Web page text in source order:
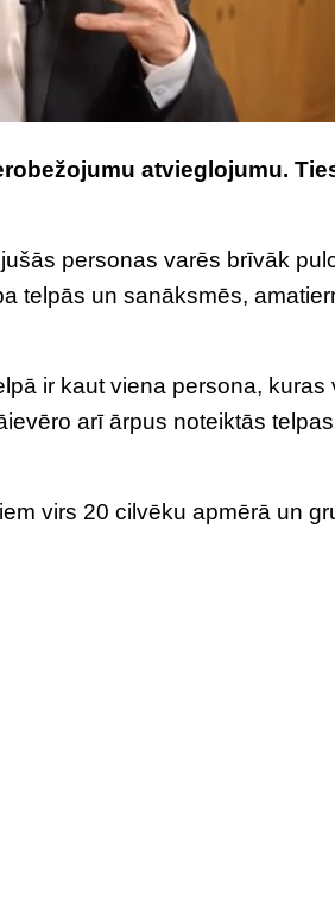
atvieglojumu.
personas varēs brīvāk
telpās un sanāksmēs,
ir kaut viena persona,
arī ārpus noteiktās
virs 20 cilvēku apmērā un